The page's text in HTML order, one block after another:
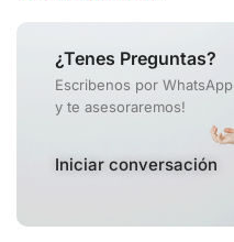
¿Tenes Preguntas?
Escribenos por WhatsApp
y te asesoraremos!
Iniciar conversación